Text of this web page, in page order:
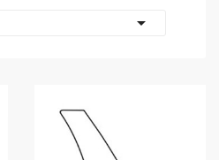
